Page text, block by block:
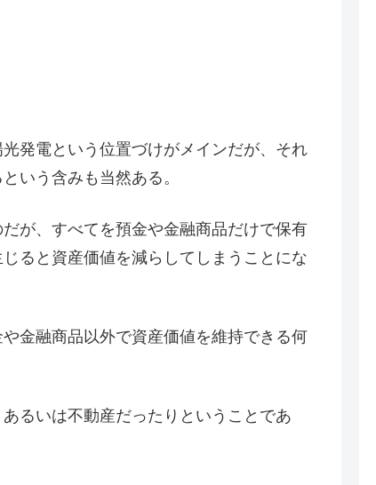
発電という位置づけがメインだが、それ
いう含みも当然ある。
が、すべてを預金や金融商品だけで保有
ると資産価値を減らしてしまうことにな
金融商品以外で資産価値を維持できる何
るいは不動産だったりということであ